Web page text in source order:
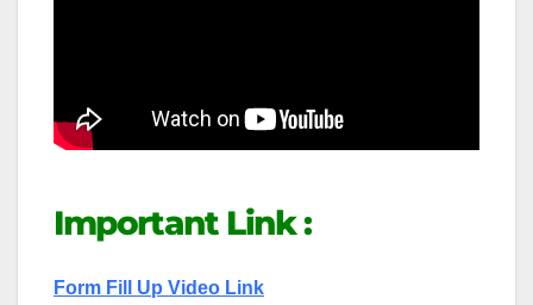
Important Link :
Form Fill Up Video Link